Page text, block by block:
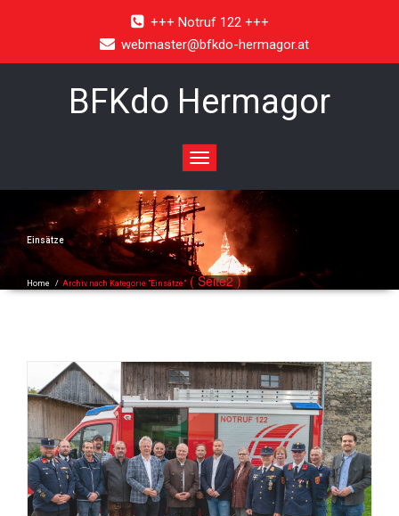
+++ Notruf 122 +++
webmaster@bfkdo-hermagor.at
BFKdo Hermagor
Toggle
navigation
Einsätze
Home / Archiv nach Kategorie "Einsätze"( Seite2 )